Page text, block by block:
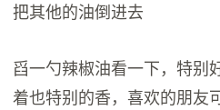
把其他的油倒进去
舀一勺辣椒油看一下，特别
着也特别的香，喜欢的朋友